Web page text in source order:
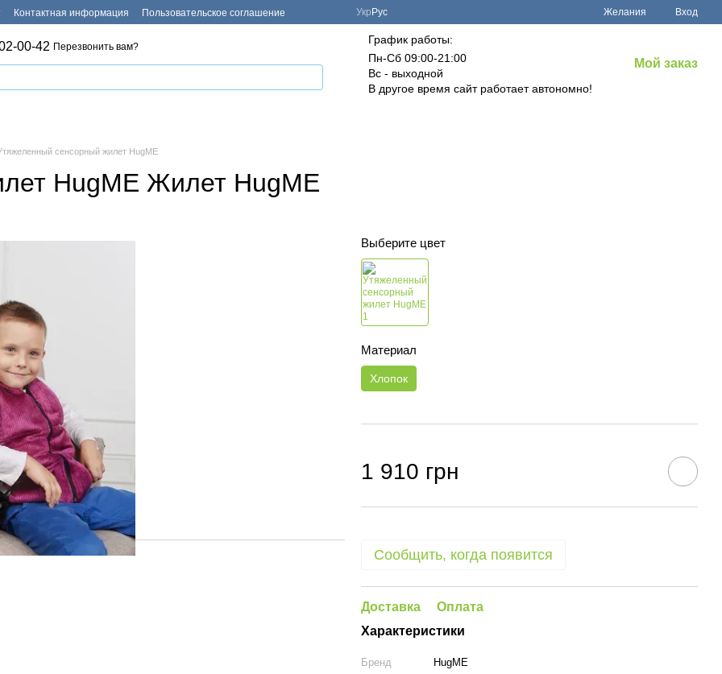
Контактная информация Пользовательское соглашение Укр Рус Желания Вход
00-42 Перезвонить вам?
График работы:
Пн-Сб 09:00-21:00
Вс - выходной
В другое время сайт работает автономно!
Мой заказ
сенсорный жилет HugME
HugME Жилет HugME
Выберите цвет
Материал
Хлопок
1 910 грн
Сообщить, когда появится
Доставка
Оплата
Характеристики
Бренд
HugME